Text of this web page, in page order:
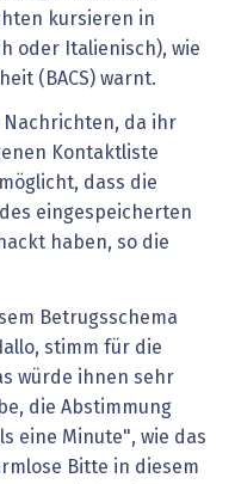
kursieren in
oder Italienisch), wie
(BACS) warnt.
da ihr
Kontaktliste
dass die
eingespeicherten
haben, so die
Betrugsschema
stimm für die
würde ihnen sehr
die Abstimmung
eine Minute", wie das
Bitte in diesem